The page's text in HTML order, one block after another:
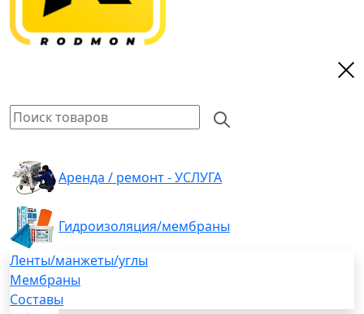
Аренда / ремонт - УСЛУГА
Гидроизоляция/мембраны
Ленты/манжеты/углы
Мембраны
Составы